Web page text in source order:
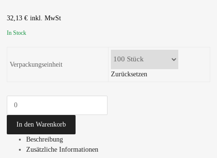
32,13 €
In Stock
Verpackungseinheit
Zurücksetzen
In den Warenkorb
Beschreibung
Zusätzliche Informationen